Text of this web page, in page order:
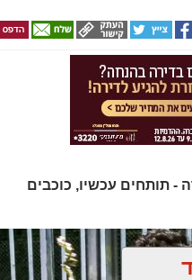
- תותחים עכשיו, כוכבים